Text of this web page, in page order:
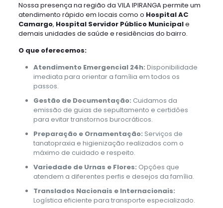
Nossa presença na região da VILA IPIRANGA permite um
atendimento rápido em locais como o Hospital AC
Camargo, Hospital Servidor Público Municipale
demais unidades de saúde e residências do bairro.
O que oferecemos:
Atendimento Emergencial 24h: Disponibilidade
imediata para orientar a família em todos os
passos.
Gestão de Documentação: Cuidamos da
emissão de guias de sepultamento e certidões
para evitar transtornos burocráticos.
Preparação e Ornamentação: Serviços de
tanatopraxia e higienização realizados com o
máximo de cuidado e respeito.
Variedade de Urnas e Flores: Opções que
atendem a diferentes perfis e desejos da família.
Translados Nacionais e Internacionais:
Logística eficiente para transporte especializado.